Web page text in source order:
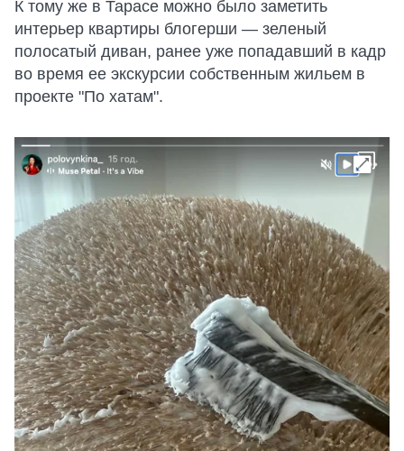
К тому же в Тарасе можно было заметить
интерьер квартиры блогерши — зеленый
полосатый диван, ранее уже попадавший в кадр
во время ее экскурсии собственным жильем в
проекте "По хатам".